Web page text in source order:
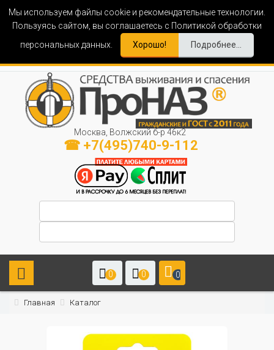
Мы используем файлы cookie и рекомендательные технологии.
Пользуясь сайтом, вы соглашаетесь с Политикой обработки
персональных данных.
Хорошо! Подробнее...
Москва, Волжский б-р 46к2
☎ +7(495)740-9-112
0 0 0
Главная Каталог